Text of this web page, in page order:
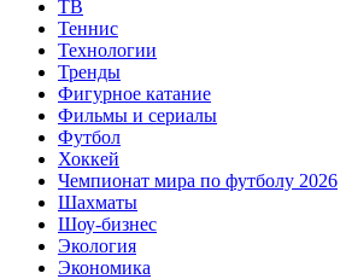
ТВ
Теннис
Технологии
Тренды
Фигурное катание
Фильмы и сериалы
Футбол
Хоккей
Чемпионат мира по футболу 2026
Шахматы
Шоу-бизнес
Экология
Экономика